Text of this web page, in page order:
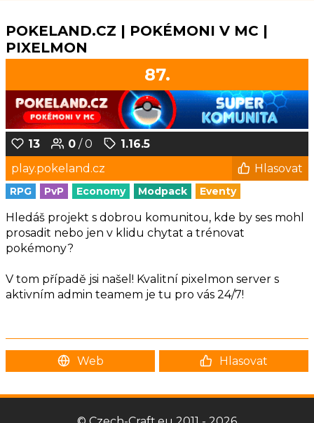
POKELAND.CZ | POKÉMONI V MC |
PIXELMON
87.
13 0 / 0
1.16.5
play.pokeland.cz
Hlasovat
RPG PvP Economy Modpack Eventy
Hledáš projekt s dobrou komunitou, kde by ses mohl
prosadit nebo jen v klidu chytat a trénovat
pokémony?
V tom případě jsi našel! Kvalitní pixelmon server s
aktivním admin teamem je tu pro vás 24/7!
Web Hlasovat